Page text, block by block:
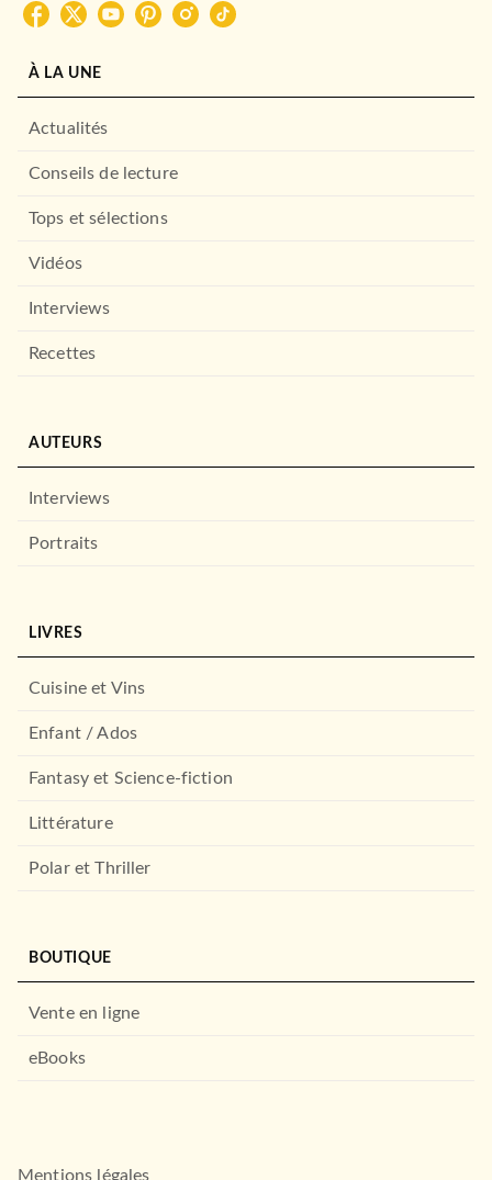
À LA UNE
Actualités
Conseils de lecture
Tops et sélections
Vidéos
Interviews
Recettes
AUTEURS
Interviews
Portraits
LIVRES
Cuisine et Vins
Enfant / Ados
Fantasy et Science-fiction
Littérature
Polar et Thriller
BOUTIQUE
Vente en ligne
eBooks
Mentions légales